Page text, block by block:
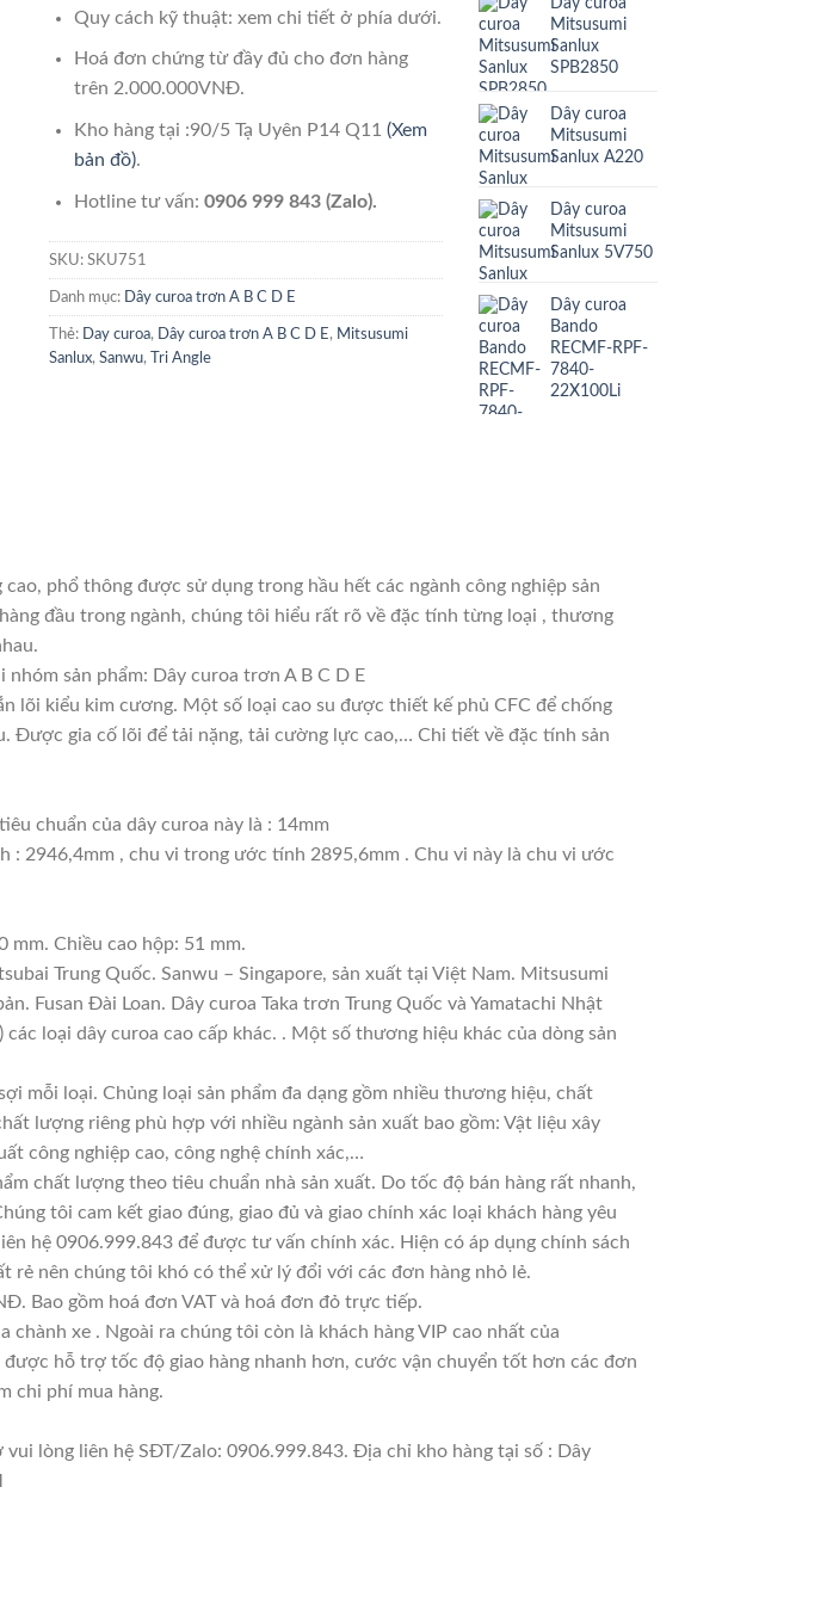
Quy cách kỹ thuật: xem chi tiết ở phía dưới.
Hoá đơn chứng từ đầy đủ cho đơn hàng
trên 2.000.000VNĐ.
Kho hàng tại :90/5 Tạ Uyên P14 Q11 (Xem
bản đồ).
Hotline tư vấn: 0906 999 843 (Zalo).
SKU: SKU751
Danh mục: Dây curoa trơn A B C D E
Thẻ: Day curoa, Dây curoa trơn A B C D E , Mitsusumi
Sanlux, Sanwu, Tri Angle
Mitsusumi
Sanlux
SPB2850
Dây curoa
Mitsusumi
Sanlux A220
Dây curoa
Mitsusumi
Sanlux 5V750
Dây curoa
Bando
RECMF-RPF-
7840-
22X100Li
phổ thông được sử dụng trong hầu hết các ngành công nghiệp sản
đầu trong ngành, chúng tôi hiểu rất rõ về đặc tính từng loại , thương
sản phẩm: Dây curoa trơn A B C D E
lõi kiểu kim cương. Một số loại cao su được thiết kế phủ CFC để chống
Được gia cố lõi để tải nặng, tải cường lực cao,… Chi tiết về đặc tính sản
chuẩn của dây curoa này là : 14mm
2946,4mm , chu vi trong ước tính 2895,6mm . Chu vi này là chu vi ước
mm. Chiều cao hộp: 51 mm.
Trung Quốc. Sanwu – Singapore, sản xuất tại Việt Nam. Mitsusumi
Fusan Đài Loan. Dây curoa Taka trơn Trung Quốc và Yamatachi Nhật
loại dây curoa cao cấp khác. . Một số thương hiệu khác của dòng sản
mỗi loại. Chủng loại sản phẩm đa dạng gồm nhiều thương hiệu, chất
lượng riêng phù hợp với nhiều ngành sản xuất bao gồm: Vật liệu xây
công nghiệp cao, công nghệ chính xác,…
chất lượng theo tiêu chuẩn nhà sản xuất. Do tốc độ bán hàng rất nhanh,
tôi cam kết giao đúng, giao đủ và giao chính xác loại khách hàng yêu
hệ 0906.999.843 để được tư vấn chính xác. Hiện có áp dụng chính sách
rẻ nên chúng tôi khó có thể xử lý đổi với các đơn hàng nhỏ lẻ.
Bao gồm hoá đơn VAT và hoá đơn đỏ trực tiếp.
xe . Ngoài ra chúng tôi còn là khách hàng VIP cao nhất của
hỗ trợ tốc độ giao hàng nhanh hơn, cước vận chuyển tốt hơn các đơn
chi phí mua hàng.
lòng liên hệ SĐT/Zalo: 0906.999.843. Địa chỉ kho hàng tại số : Dây